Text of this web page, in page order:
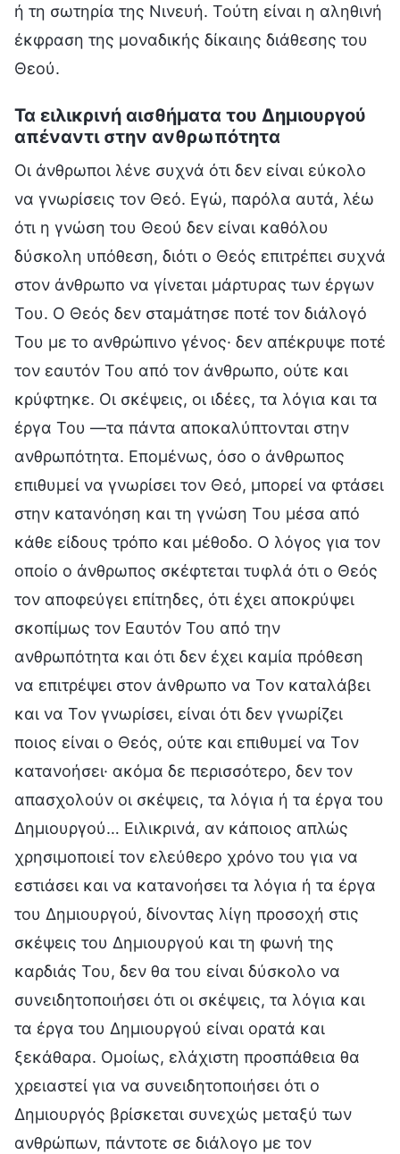
ή τη σωτηρία της Νινευή. Τούτη είναι η αληθινή
έκφραση της μοναδικής δίκαιης διάθεσης του
Θεού.
Τα ειλικρινή αισθήματα του Δημιουργού
απέναντι στην ανθρωπότητα
Οι άνθρωποι λένε συχνά ότι δεν είναι εύκολο
να γνωρίσεις τον Θεό. Εγώ, παρόλα αυτά, λέω
ότι η γνώση του Θεού δεν είναι καθόλου
δύσκολη υπόθεση, διότι ο Θεός επιτρέπει συχνά
στον άνθρωπο να γίνεται μάρτυρας των έργων
Του. Ο Θεός δεν σταμάτησε ποτέ τον διάλογό
Του με το ανθρώπινο γένος· δεν απέκρυψε ποτέ
τον εαυτόν Του από τον άνθρωπο, ούτε και
κρύφτηκε. Οι σκέψεις, οι ιδέες, τα λόγια και τα
έργα Του —τα πάντα αποκαλύπτονται στην
ανθρωπότητα. Επομένως, όσο ο άνθρωπος
επιθυμεί να γνωρίσει τον Θεό, μπορεί να φτάσει
στην κατανόηση και τη γνώση Του μέσα από
κάθε είδους τρόπο και μέθοδο. Ο λόγος για τον
οποίο ο άνθρωπος σκέφτεται τυφλά ότι ο Θεός
τον αποφεύγει επίτηδες, ότι έχει αποκρύψει
σκοπίμως τον Εαυτόν Του από την
ανθρωπότητα και ότι δεν έχει καμία πρόθεση
να επιτρέψει στον άνθρωπο να Τον καταλάβει
και να Τον γνωρίσει, είναι ότι δεν γνωρίζει
ποιος είναι ο Θεός, ούτε και επιθυμεί να Τον
κατανοήσει· ακόμα δε περισσότερο, δεν τον
απασχολούν οι σκέψεις, τα λόγια ή τα έργα του
Δημιουργού… Ειλικρινά, αν κάποιος απλώς
χρησιμοποιεί τον ελεύθερο χρόνο του για να
εστιάσει και να κατανοήσει τα λόγια ή τα έργα
του Δημιουργού, δίνοντας λίγη προσοχή στις
σκέψεις του Δημιουργού και τη φωνή της
καρδιάς Του, δεν θα του είναι δύσκολο να
συνειδητοποιήσει ότι οι σκέψεις, τα λόγια και
τα έργα του Δημιουργού είναι ορατά και
ξεκάθαρα. Ομοίως, ελάχιστη προσπάθεια θα
χρειαστεί για να συνειδητοποιήσει ότι ο
Δημιουργός βρίσκεται συνεχώς μεταξύ των
ανθρώπων, πάντοτε σε διάλογο με τον